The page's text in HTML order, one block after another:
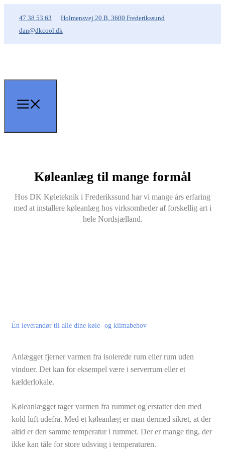
47 38 53 63
Holmensvej 20 B, 3600 Frederikssund
dan@dkcool.dk
Køleanlæg til mange formål
Hos DK Køleteknik i Frederikssund har vi mange års erfaring
med at installere køleanlæg hos virksomheder af forskellig art i
hele Nordsjælland.
Én leverandør til alle dine køle- og klimabehov
Anlægget fjerner varmen fra isolerede rum eller rum uden
vinduer. Det kan for eksempel være i serverrum eller et
kælderlokale.​
Køleanlægget tager varmen fra rummet og erstatter den med
kold luft udefra. Med et køleanlæg er man dermed sikret, at der
altid er den samme temperatur i rummet. Der er mange ting, der
ikke kan tåle for store udsving i temperaturen.​